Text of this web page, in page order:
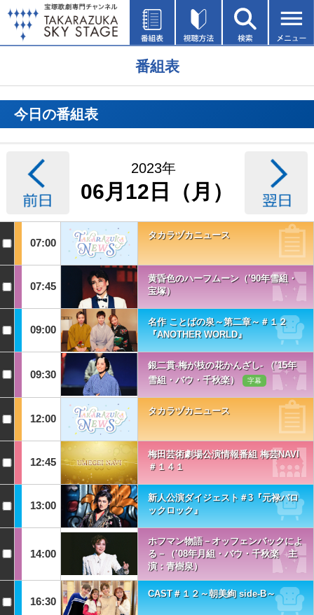
番組表
今日の番組表
2023年
06月12日（月）
07:00
タカラヅカニュース
07:45
黄昏色のハーフムーン（’90年雪組・
宝塚）
09:00
名作 ことばの泉～第二章～＃１２
『ANOTHER WORLD』
09:30
銀二貫-梅が枝の花かんざし- （’15年
雪組・バウ・千秋楽）
字幕
12:00
タカラヅカニュース
12:45
梅田芸術劇場公演情報番組 梅芸NAVI
＃１４１
13:00
新人公演ダイジェスト＃3『元禄バロ
ックロック』
14:00
ホフマン物語－オッフェンバックによ
る－（’08年月組・バウ・千秋楽 主
演：青樹泉）
16:30
CAST＃１２～朝美絢 side-B～